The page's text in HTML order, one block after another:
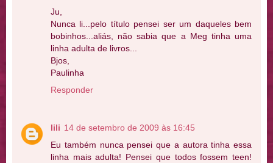
Ju,
Nunca li...pelo título pensei ser um daqueles bem
bobinhos...aliás, não sabia que a Meg tinha uma
linha adulta de livros...
Bjos,
Paulinha
Responder
lili 14 de setembro de 2009 às 16:45
Eu também nunca pensei que a autora tinha essa
linha mais adulta! Pensei que todos fossem teen!